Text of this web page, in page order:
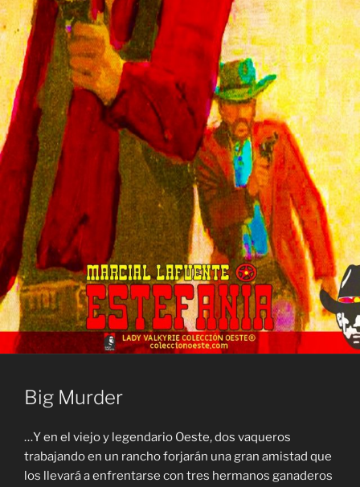
Big Murder
…Y en el viejo y legendario Oeste, dos vaqueros
trabajando en un rancho forjarán una gran amistad que
los llevará a enfrentarse con tres hermanos ganaderos